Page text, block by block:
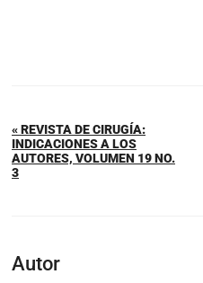
« REVISTA DE CIRUGÍA:
INDICACIONES A LOS
AUTORES, VOLUMEN 19 NO.
3
Autor